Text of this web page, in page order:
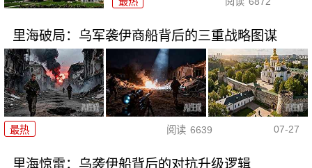
里海破局：乌军袭伊商船背后的三重战略图谋
最热 阅读 6639 07-27
里海惊雷：乌袭伊船背后的对抗升级逻辑